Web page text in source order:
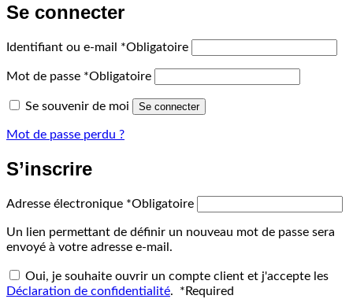
Se connecter
Identifiant ou e-mail *Obligatoire
Mot de passe *Obligatoire
Se souvenir de moi Se connecter
Mot de passe perdu ?
S’inscrire
Adresse électronique *Obligatoire
Un lien permettant de définir un nouveau mot de passe sera
envoyé à votre adresse e-mail.
Oui, je souhaite ouvrir un compte client et j'accepte les
Déclaration de confidentialité. * Required